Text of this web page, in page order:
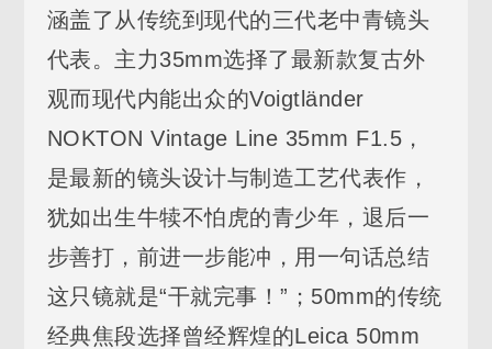
涵盖了从传统到现代的三代老中青镜头
代表。主力35mm选择了最新款复古外
观而现代内能出众的Voigtländer
NOKTON Vintage Line 35mm F1.5，
是最新的镜头设计与制造工艺代表作，
犹如出生牛犊不怕虎的青少年，退后一
步善打，前进一步能冲，用一句话总结
这只镜就是“干就完事！”；50mm的传统
经典焦段选择曾经辉煌的Leica 50mm